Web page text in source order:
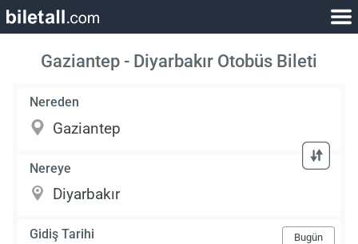
Gaziantep - Diyarbakır Otobüs Bileti
Nereden
Nereye
Gidiş Tarihi Bugün